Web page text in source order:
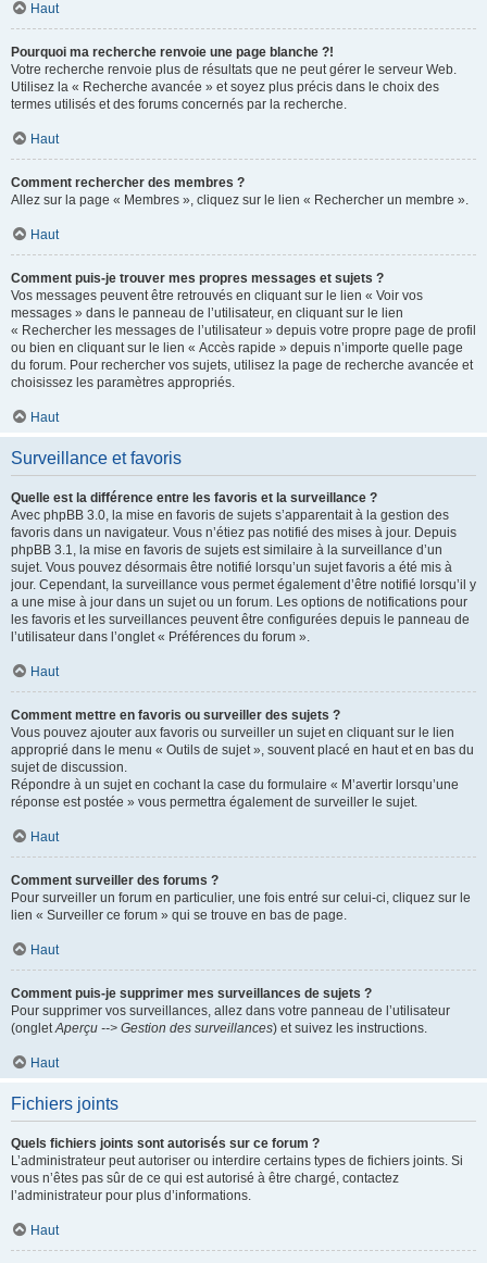
Haut
Pourquoi ma recherche renvoie une page blanche ?!
Votre recherche renvoie plus de résultats que ne peut gérer le serveur Web.
Utilisez la « Recherche avancée » et soyez plus précis dans le choix des
termes utilisés et des forums concernés par la recherche.
Haut
Comment rechercher des membres ?
Allez sur la page « Membres », cliquez sur le lien « Rechercher un membre ».
Haut
Comment puis-je trouver mes propres messages et sujets ?
Vos messages peuvent être retrouvés en cliquant sur le lien « Voir vos
messages » dans le panneau de l’utilisateur, en cliquant sur le lien
« Rechercher les messages de l’utilisateur » depuis votre propre page de profil
ou bien en cliquant sur le lien « Accès rapide » depuis n’importe quelle page
du forum. Pour rechercher vos sujets, utilisez la page de recherche avancée et
choisissez les paramètres appropriés.
Haut
Surveillance et favoris
Quelle est la différence entre les favoris et la surveillance ?
Avec phpBB 3.0, la mise en favoris de sujets s’apparentait à la gestion des
favoris dans un navigateur. Vous n’étiez pas notifié des mises à jour. Depuis
phpBB 3.1, la mise en favoris de sujets est similaire à la surveillance d’un
sujet. Vous pouvez désormais être notifié lorsqu’un sujet favoris a été mis à
jour. Cependant, la surveillance vous permet également d’être notifié lorsqu’il y
a une mise à jour dans un sujet ou un forum. Les options de notifications pour
les favoris et les surveillances peuvent être configurées depuis le panneau de
l’utilisateur dans l’onglet « Préférences du forum ».
Haut
Comment mettre en favoris ou surveiller des sujets ?
Vous pouvez ajouter aux favoris ou surveiller un sujet en cliquant sur le lien
approprié dans le menu « Outils de sujet », souvent placé en haut et en bas du
sujet de discussion.
Répondre à un sujet en cochant la case du formulaire « M’avertir lorsqu’une
réponse est postée » vous permettra également de surveiller le sujet.
Haut
Comment surveiller des forums ?
Pour surveiller un forum en particulier, une fois entré sur celui-ci, cliquez sur le
lien « Surveiller ce forum » qui se trouve en bas de page.
Haut
Comment puis-je supprimer mes surveillances de sujets ?
Pour supprimer vos surveillances, allez dans votre panneau de l’utilisateur
(ongletAperçu --> Gestion des surveillances) et suivez les instructions.
Haut
Fichiers joints
Quels fichiers joints sont autorisés sur ce forum ?
L’administrateur peut autoriser ou interdire certains types de fichiers joints. Si
vous n’êtes pas sûr de ce qui est autorisé à être chargé, contactez
l’administrateur pour plus d’informations.
Haut